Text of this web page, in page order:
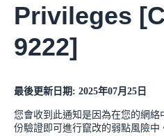
Privileges
9222]
最後更新日期: 2025年07月25日
您會收到此通知是因為在您的網
份驗證即可進行竄改的弱點風險中